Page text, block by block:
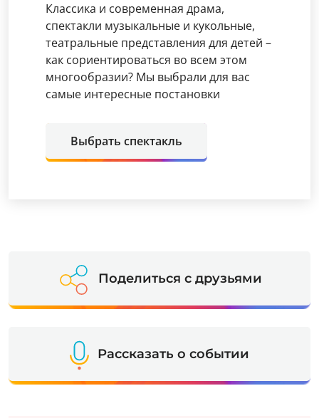
Классика и современная драма,
спектакли музыкальные и кукольные,
театральные представления для детей –
как сориентироваться во всем этом
многообразии? Мы выбрали для вас
самые интересные постановки
Выбрать спектакль
Поделиться с друзьями
Рассказать о событии